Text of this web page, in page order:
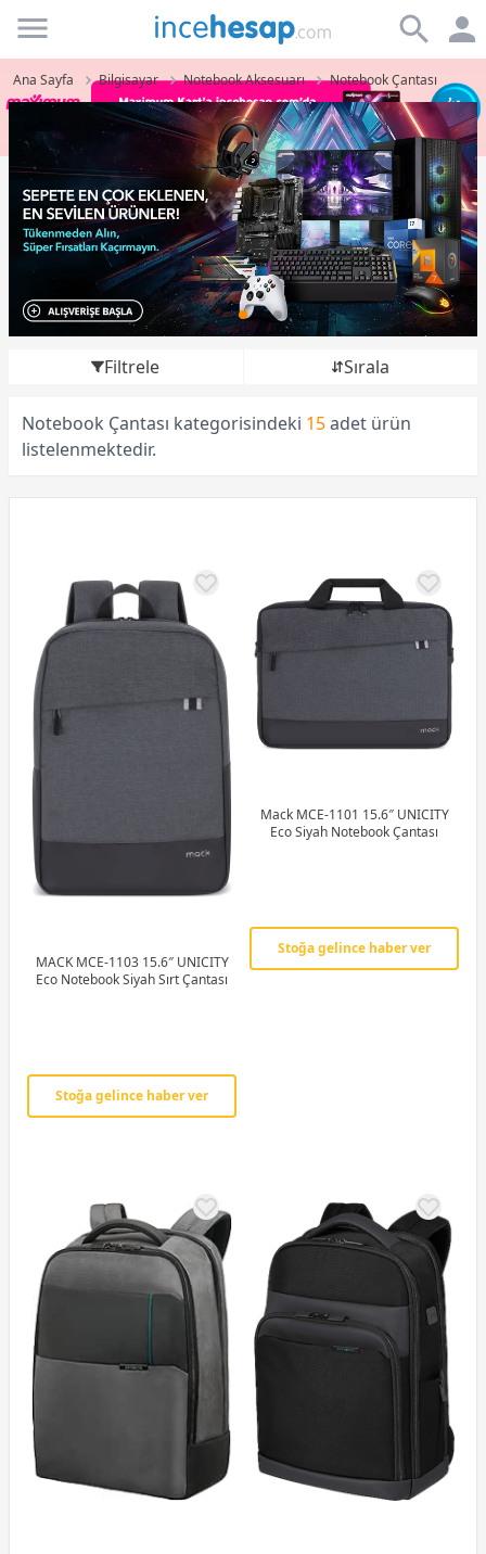
Incehesap
Ana Sayfa Bilgisayar Notebook Aksesuarı Notebook Çantası
Filtrele Sırala
Notebook Çantası kategorisindeki 15adet ürün
listelenmektedir.
MACK MCE-1103 15.6″ UNICITY
Eco Notebook Siyah Sırt Çantası
Stoğa gelince haber ver
Mack MCE-1101 15.6″ UNICITY
Eco Siyah Notebook Çantası
Stoğa gelince haber ver